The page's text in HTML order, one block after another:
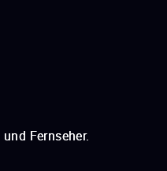
Fernseher.